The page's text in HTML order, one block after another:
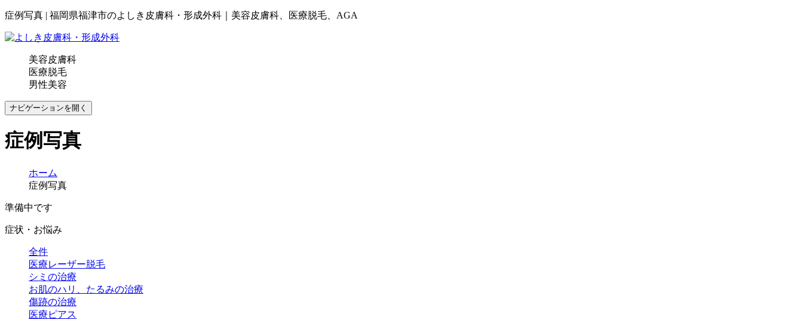
症例写真 | 福岡県福津市のよしき皮膚科・形成外科｜美容皮膚科、医療脱毛、AGA
美容皮膚科
医療脱毛
男性美容
ナビゲーションを開く
症例写真
ホーム
症例写真
準備中です
症状・お悩み
全件
医療レーザー脱毛
シミの治療
お肌のハリ、たるみの治療
傷跡の治療
医療ピアス